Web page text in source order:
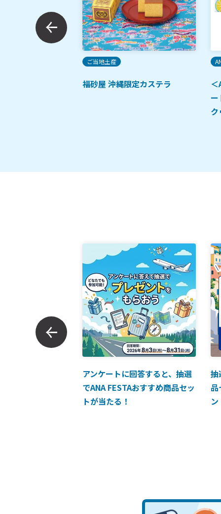
ご当地土産
福砂屋 沖縄限定カステラ
ク
アンケートに回答すると、抽選
でANA FESTAおすすめ商品セッ
トが当たる！
抽
ン